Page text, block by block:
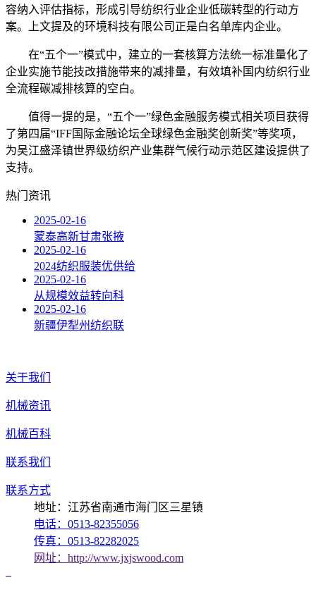
容纳入评估指标，形成引导纺织行业企业低碳转型的行动方
案。上文提及的环境科技有限公司正是白名单库内企业。
在“五个一”模式中，建立的一套核算方法统一标准量化了
企业实施节能技改措施带来的减排量，有效填补国内纺织行业
全流程碳减排核算的空白。
值得一提的是，“五个一”绿色金融服务模式相关项目获得
了第四届“IFF国际金融论坛全球绿色金融奖创新奖”等奖项，
为吴江盛泽镇世界级纺织产业集群气候行动示范区建设提供了
支持。
热门资讯
2025-02-16
蒙泰高新甘肃张掖
2025-02-16
2024纺织服装优供给
2025-02-16
从规模效益转向科
2025-02-16
新疆伊犁州纺织联
关于我们
机械资讯
机械百科
联系我们
联系方式
地址：江苏省南通市海门区三星镇
电话：0513-82355056
传真：0513-82282025
网址：http://www.jxjswood.com